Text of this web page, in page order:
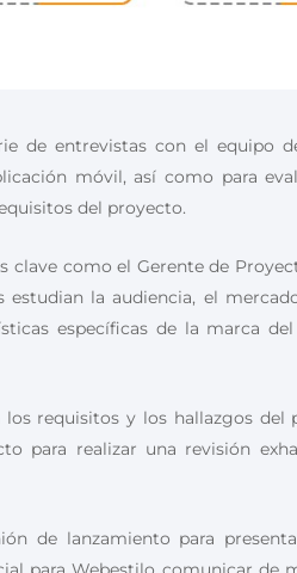
de entrevistas con el equipo
móvil, así como para
del proyecto.
clave como el Gerente de
estudian la audiencia, el
específicas de la marca
requisitos y los hallazgos del
para realizar una revisión
de lanzamiento para